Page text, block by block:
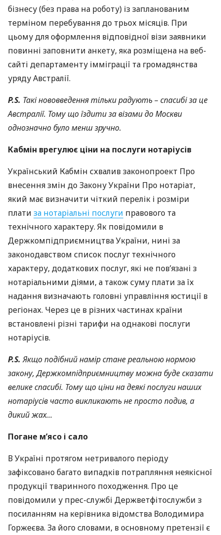
бізнесу (без права на роботу) із запланованим
терміном перебування до трьох місяців. При
цьому для оформлення відповідної візи заявники
повинні заповнити анкету, яка розміщена на веб-
сайті департаменту імміграції та громадянства
уряду Австралії.
P.S. Такі нововведення тільки радують – спасибі за це
Австралії. Тому що їздити за візами до Москви
однозначно було менш зручно.
Кабмін врегулює ціни на послуги нотаріусів
Український Кабмін схвалив законопроект Про
внесення змін до Закону України Про нотаріат,
який має визначити чіткий перелік і розміри
плати за нотаріальні послуги правового та
технічного характеру. Як повідомили в
Держкомпідприємництва України, нині за
законодавством список послуг технічного
характеру, додаткових послуг, які не пов’язані з
нотаріальними діями, а також суму плати за їх
надання визначають головні управління юстиції в
регіонах. Через це в різних частинах країни
встановлені різні тарифи на однакові послуги
нотаріусів.
P.S. Якщо подібний намір стане реальною нормою
закону, Держкомпідприємництву можна буде сказати
велике спасибі. Тому що ціни на деякі послуги наших
нотаріусів часто викликають не просто подив, а
дикий жах…
Погане м’ясо і сало
В Україні протягом нетривалого періоду
зафіксовано багато випадків потрапляння неякісної
продукції тваринного походження. Про це
повідомили у прес-службі Держветфітослужби з
посиланням на керівника відомства Володимира
Горжеєва. За його словами, в основному претензії є